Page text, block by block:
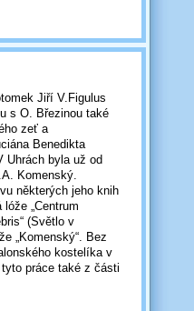
Jiří V.Figulus
s O. Březinou také
zeť a
Benedikta
Uhrách byla už od
Komenský.
některých jeho knih
„Centrum
(Světlo v
„Komenský“. Bez
kostelíka v
práce také z části